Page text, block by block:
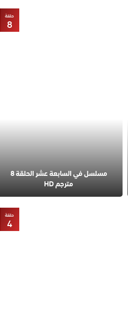
مسلسل في السابعة عشر الحلقة 8
مترجم HD
حلقة
8
حلقة
4